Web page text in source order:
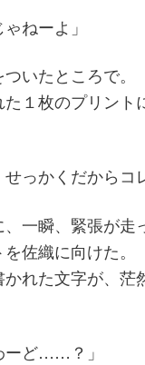
ねーよ」
いたところで。
１枚のプリント
っかくだからコ
一瞬、緊張が走
佐織に向けた。
れた文字が、茫
ど……？」